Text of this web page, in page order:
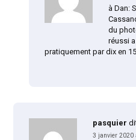
à Dan:
du
réussi
pratiquement par dix en
pasquier
3 janvier 2020